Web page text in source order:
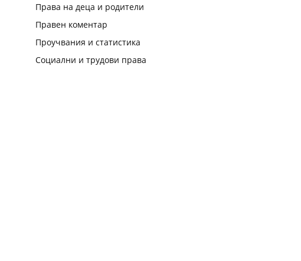
Права на деца и родители
Правен коментар
Проучвания и статистика
Социални и трудови права